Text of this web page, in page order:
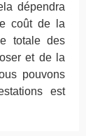
dépendra
coût de la
totale des
et de la
pouvons
est